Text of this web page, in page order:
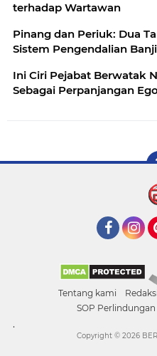
terhadap Wartawan
Pinang dan Periuk: Dua
Sistem Pengendalian
Ini Ciri Pejabat Berwatak NPD,Jabatan Digunakan
Sebagai Perpanjangan Ego
Tentang kami Redaksi
SOP
.
Copyright © 2026